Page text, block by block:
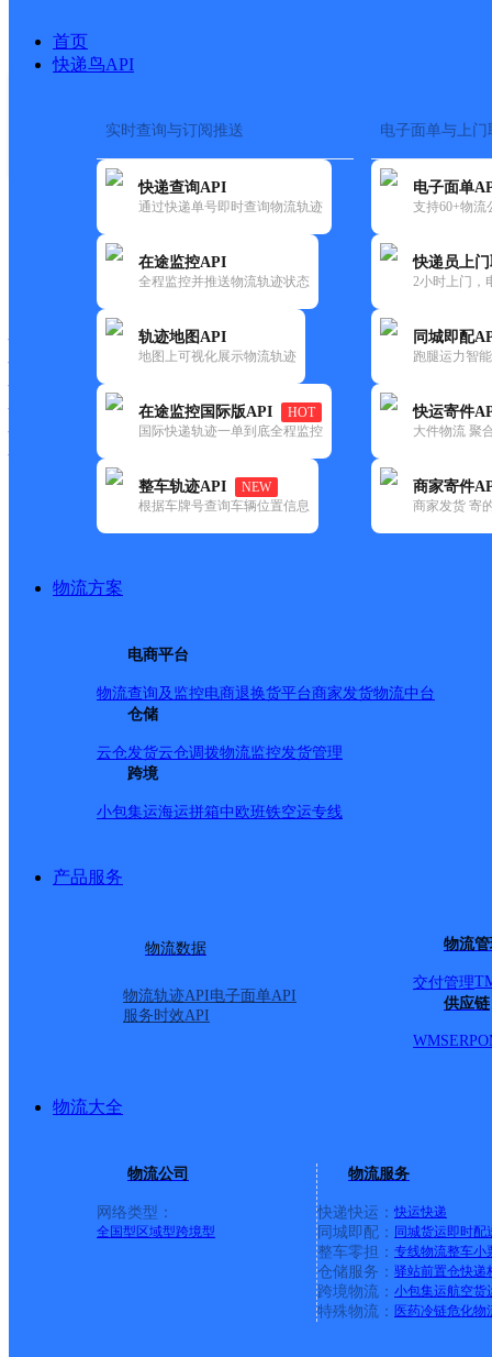
首页
快递鸟API
实时查询与订阅推送
快递查询API
通过快递单号即时查询物流轨迹
在途监控API
全程监控并推送物流轨迹状态
轨迹地图API
地图上可视化展示物流轨迹
在途监控国际版API
HOT
国际快递轨迹一单到底全程监控
整车轨迹API
NEW
根据车牌号查询车辆位置信息
电子面单与上门
电子面单
支持60+物流
快递员上
2小时上门，
同城即配
跑腿运力智
快运寄件
大件物流 聚
商家寄件
商家发货 寄
物流方案
电商平台
物流查询及监控电商退换货平台商家发货物流中台
仓储
云仓发货云仓调拨物流监控发货管理
跨境
小包集运海运拼箱中欧班铁空运专线
产品服务
物流数据
物流轨迹API电子面单API
服务时效API
物流
交付管理
供应链
WMSERP
物流大全
物流公司
网络类型：
全国型 区域型跨境型
物流服务
快递快运： 快运快递
同城即配： 同城货运即时配
整车零担： 专线物流整车小
仓储服务： 驿站前置仓快递
跨境物流： 小包集运航空货
特殊物流： 医药冷链危化物
快递大全> 快递网
快运大全 快递时效
网点筛选
清空已选
政国内(149) 圆通速递(58) 韵达速递(98) 宅急送(1)
包河区(29)
邮政国内,庐阳区,合肥市,
中国邮政集团有限公司
邮政国内 更多号码
地址
道与芜湖路交口电信大楼
派送范围:-
首页